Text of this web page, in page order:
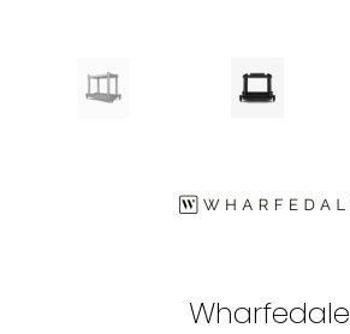
Wharfedale